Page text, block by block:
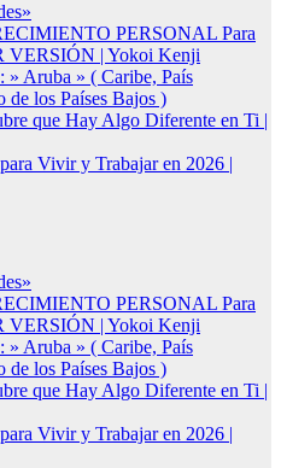
PERSONAL Para
VERSIÓN | Yokoi Kenji
» Aruba » ( Caribe, País
de los Países Bajos )
que Hay Algo Diferente en Ti |
Vivir y Trabajar en 2026 |
PERSONAL Para
VERSIÓN | Yokoi Kenji
» Aruba » ( Caribe, País
de los Países Bajos )
que Hay Algo Diferente en Ti |
Vivir y Trabajar en 2026 |